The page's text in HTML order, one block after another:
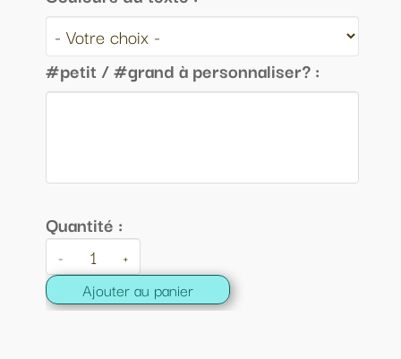
#petit / #grand à personnaliser? :
Quantité :
- +
Ajouter au panier